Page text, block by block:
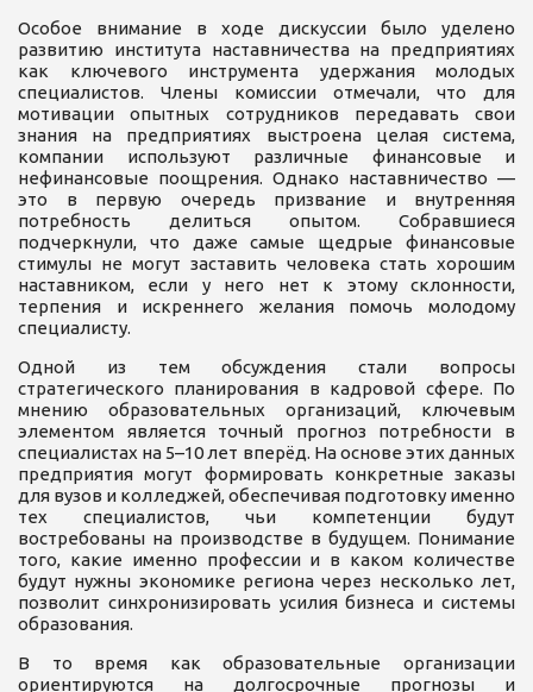
Особое внимание в ходе дискуссии было уделено
развитию института наставничества на предприятиях
как ключевого инструмента удержания молодых
специалистов. Члены комиссии отмечали, что для
мотивации опытных сотрудников передавать свои
знания на предприятиях выстроена целая система,
компании используют различные финансовые и
нефинансовые поощрения. Однако наставничество —
это в первую очередь призвание и внутренняя
потребность делиться опытом. Собравшиеся
подчеркнули, что даже самые щедрые финансовые
стимулы не могут заставить человека стать хорошим
наставником, если у него нет к этому склонности,
терпения и искреннего желания помочь молодому
специалисту.
Одной из тем обсуждения стали вопросы
стратегического планирования в кадровой сфере. По
мнению образовательных организаций, ключевым
элементом является точный прогноз потребности в
специалистах на 5–10 лет вперёд. На основе этих данных
предприятия могут формировать конкретные заказы
для вузов и колледжей, обеспечивая подготовку именно
тех специалистов, чьи компетенции будут
востребованы на производстве в будущем. Понимание
того, какие именно профессии и в каком количестве
будут нужны экономике региона через несколько лет,
позволит синхронизировать усилия бизнеса и системы
образования.
В то время как образовательные организации
ориентируются на долгосрочные прогнозы и